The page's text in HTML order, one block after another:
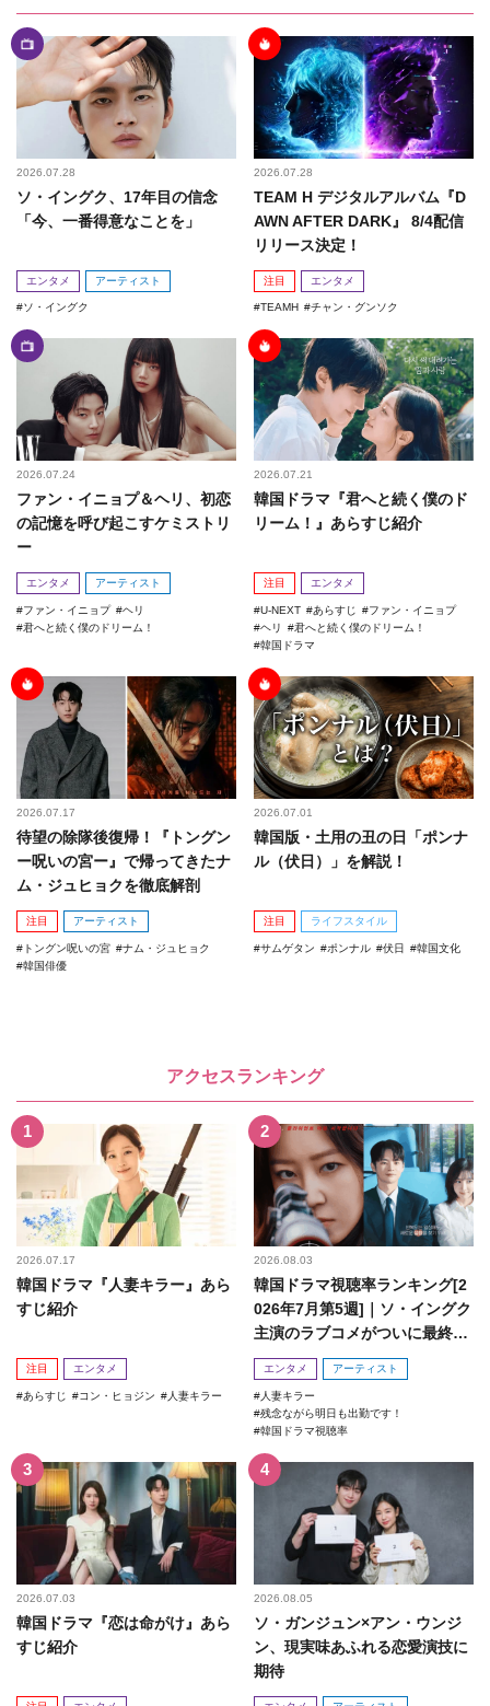
2026.07.28
ソ・イングク、17年目の信念
「今、一番得意なことを」
エンタメ アーティスト
ソ・イングク
2026.07.28
TEAM H デジタルアルバム『D
AWN AFTER DARK』 8/4配信
リリース決定！
注目 エンタメ
TEAMH チャン・グンソク
2026.07.24
ファン・イニョプ＆ヘリ、初恋
の記憶を呼び起こすケミストリ
ー
エンタメ アーティスト
ファン・イニョプ
ヘリ
君へと続く僕のドリーム！
2026.07.21
韓国ドラマ『君へと続く僕のド
リーム！』あらすじ紹介
注目 エンタメ
U-NEXT あらすじ
ファン・イニョプ
ヘリ
君へと続く僕のドリーム！
韓国ドラマ
2026.07.17
待望の除隊後復帰！『トングン
ー呪いの宮ー』で帰ってきたナ
ム・ジュヒョクを徹底解剖
注目 アーティスト
トングン呪いの宮
ナム・ジュヒョク
韓国俳優
2026.07.01
韓国版・土用の丑の日「ポンナ
ル（伏日）」を解説！
注目 ライフスタイル
サムゲタン ポンナル 伏日 韓国文化
アクセスランキング
2026.07.17
韓国ドラマ『人妻キラー』あら
すじ紹介
注目 エンタメ
あらすじ コン・ヒョジン 人妻キラー
2026.08.03
韓国ドラマ視聴率ランキング[2
026年7月第5週]｜ソ・イングク
主演のラブコメがついに最終
回！
エンタメ アーティスト
人妻キラー
残念ながら明日も出勤です！
韓国ドラマ視聴率
2026.07.03
韓国ドラマ『恋は命がけ』あら
すじ紹介
2026.08.05
ソ・ガンジュン×アン・ウンジ
ン、現実味あふれる恋愛演技に
期待